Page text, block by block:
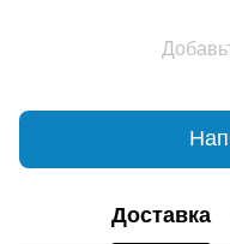
Доставка